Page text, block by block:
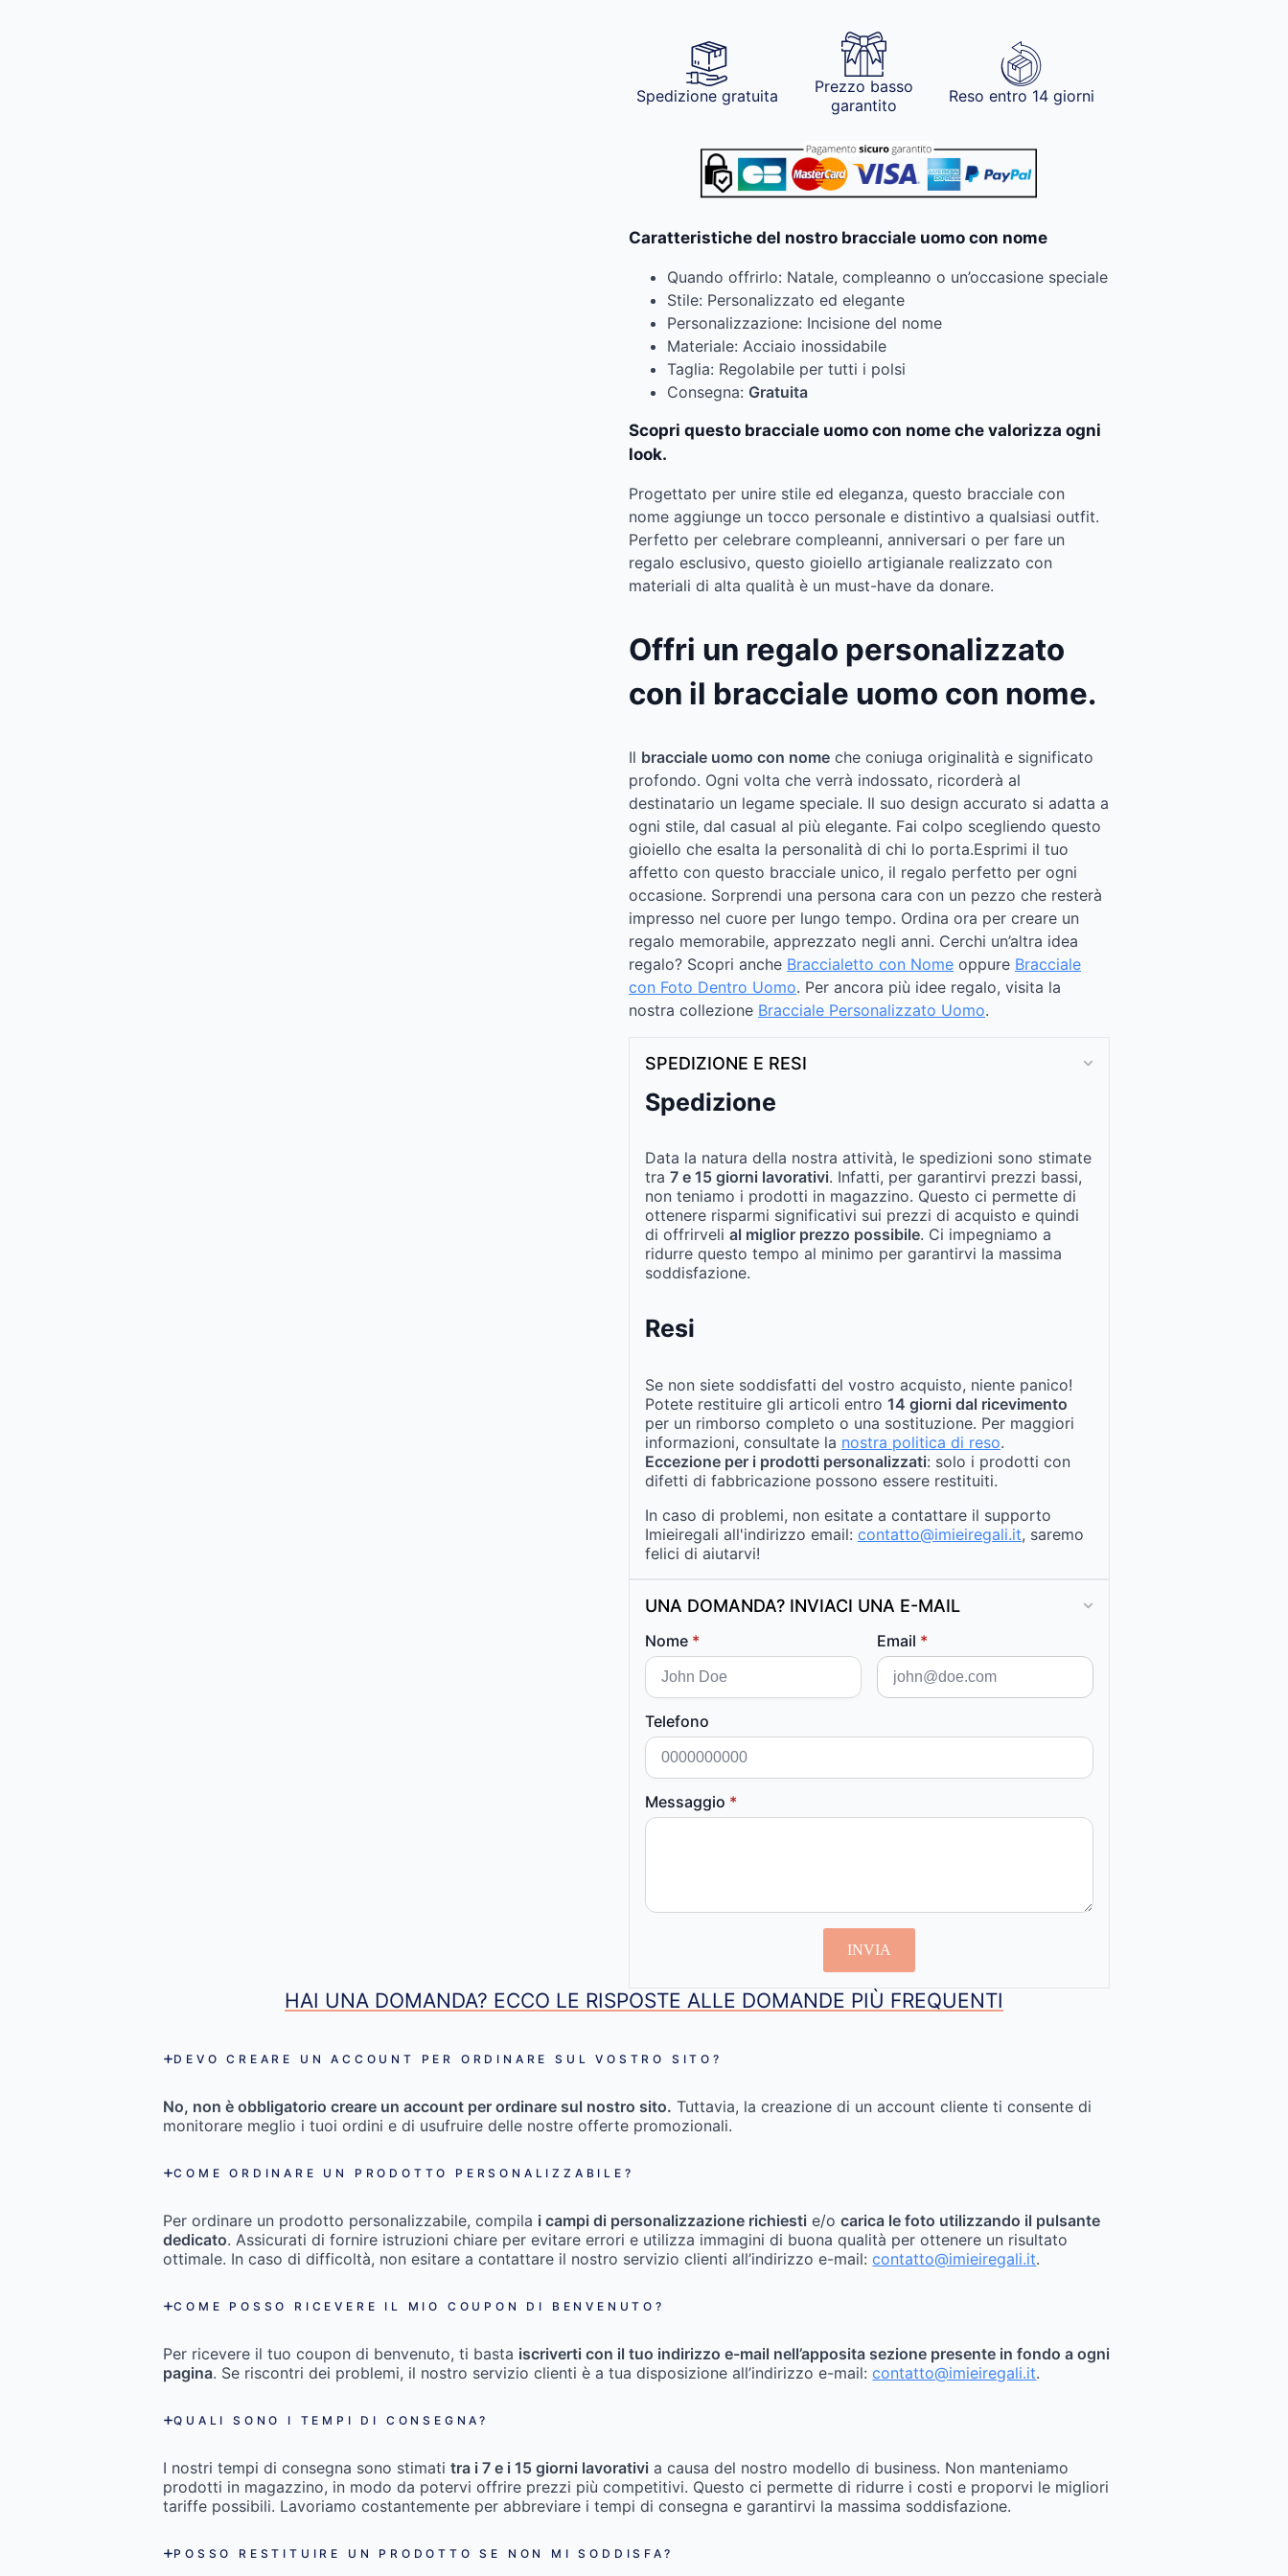
Spedizione gratuita
Prezzo basso
garantito
Reso entro 14 giorni
Caratteristiche del nostro bracciale uomo con nome
Quando offrirlo: Natale, compleanno o un’occasione speciale
Stile: Personalizzato ed elegante
Personalizzazione: Incisione del nome
Materiale: Acciaio inossidabile
Taglia: Regolabile per tutti i polsi
Consegna: Gratuita
Scopri questo bracciale uomo con nome che valorizza ogni
look.
Progettato per unire stile ed eleganza, questo bracciale con
nome aggiunge un tocco personale e distintivo a qualsiasi outfit.
Perfetto per celebrare compleanni, anniversari o per fare un
regalo esclusivo, questo gioiello artigianale realizzato con
materiali di alta qualità è un must-have da donare.
Offri un regalo personalizzato
con il bracciale uomo con nome.
Il bracciale uomo con nome che coniuga originalità e significato
profondo. Ogni volta che verrà indossato, ricorderà al
destinatario un legame speciale. Il suo design accurato si adatta a
ogni stile, dal casual al più elegante. Fai colpo scegliendo questo
gioiello che esalta la personalità di chi lo porta.Esprimi il tuo
affetto con questo bracciale unico, il regalo perfetto per ogni
occasione. Sorprendi una persona cara con un pezzo che resterà
impresso nel cuore per lungo tempo. Ordina ora per creare un
regalo memorabile, apprezzato negli anni. Cerchi un’altra idea
regalo? Scopri anche Braccialetto con Nome oppure Bracciale
con Foto Dentro Uomo​. Per ancora più idee regalo, visita la
nostra collezione Bracciale Personalizzato Uomo.
SPEDIZIONE E RESI
Spedizione
Data la natura della nostra attività, le spedizioni sono stimate
tra 7 e 15 giorni lavorativi. Infatti, per garantirvi prezzi bassi,
non teniamo i prodotti in magazzino. Questo ci permette di
ottenere risparmi significativi sui prezzi di acquisto e quindi
di offrirveli al miglior prezzo possibile. Ci impegniamo a
ridurre questo tempo al minimo per garantirvi la massima
soddisfazione.
Resi
Se non siete soddisfatti del vostro acquisto, niente panico!
Potete restituire gli articoli entro 14 giorni dal ricevimento
per un rimborso completo o una sostituzione. Per maggiori
informazioni, consultate la nostra politica di reso.
Eccezione per i prodotti personalizzati: solo i prodotti con
difetti di fabbricazione possono essere restituiti.
In caso di problemi, non esitate a contattare il supporto
Imieiregali all'indirizzo email: contatto@imieiregali.it, saremo
felici di aiutarvi!
UNA DOMANDA? INVIACI UNA E-MAIL
Nome * Email *
Telefono
Messaggio *
INVIA
HAI UNA DOMANDA? ECCO LE RISPOSTE ALLE DOMANDE PIÙ FREQUENTI
DEVO CREARE UN ACCOUNT PER ORDINARE SUL VOSTRO SITO?
No, non è obbligatorio creare un account per ordinare sul nostro sito. Tuttavia, la creazione di un account cliente ti consente di
monitorare meglio i tuoi ordini e di usufruire delle nostre offerte promozionali.
COME ORDINARE UN PRODOTTO PERSONALIZZABILE?
Per ordinare un prodotto personalizzabile, compila i campi di personalizzazione richiesti e/ocarica le foto utilizzando il pulsante
dedicato. Assicurati di fornire istruzioni chiare per evitare errori e utilizza immagini di buona qualità per ottenere un risultato
ottimale. In caso di difficoltà, non esitare a contattare il nostro servizio clienti all’indirizzo e-mail:contatto@imieiregali.it.
COME POSSO RICEVERE IL MIO COUPON DI BENVENUTO?
Per ricevere il tuo coupon di benvenuto, ti basta iscriverti con il tuo indirizzo e-mail nell’apposita sezione presente in fondo a ogni
pagina. Se riscontri dei problemi, il nostro servizio clienti è a tua disposizione all’indirizzo e-mail:contatto@imieiregali.it.
QUALI SONO I TEMPI DI CONSEGNA?
I nostri tempi di consegna sono stimatitra i 7 e i 15 giorni lavorativi a causa del nostro modello di business. Non manteniamo
prodotti in magazzino, in modo da potervi offrire prezzi più competitivi. Questo ci permette di ridurre i costi e proporvi le migliori
tariffe possibili. Lavoriamo costantemente per abbreviare i tempi di consegna e garantirvi la massima soddisfazione.
POSSO RESTITUIRE UN PRODOTTO SE NON MI SODDISFA?